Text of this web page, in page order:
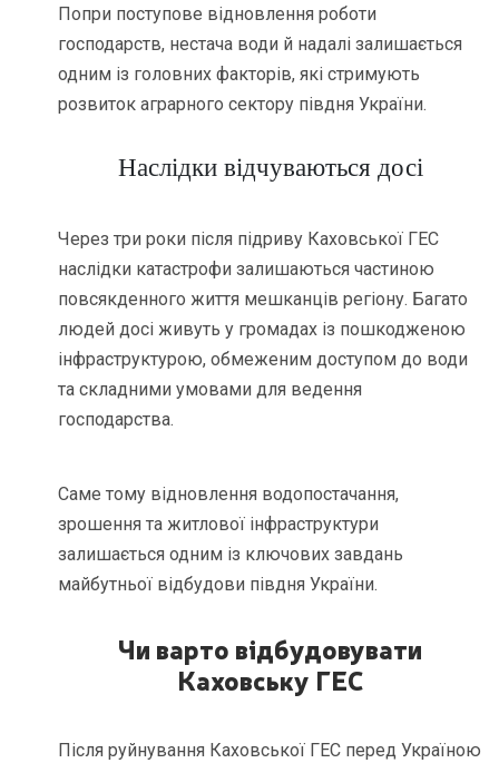
Попри поступове відновлення роботи
господарств, нестача води й надалі залишається
одним із головних факторів, які стримують
розвиток аграрного сектору півдня України.
Наслідки відчуваються досі
Через три роки після підриву Каховської ГЕС
наслідки катастрофи залишаються частиною
повсякденного життя мешканців регіону. Багато
людей досі живуть у громадах із пошкодженою
інфраструктурою, обмеженим доступом до води
та складними умовами для ведення
господарства.
Саме тому відновлення водопостачання,
зрошення та житлової інфраструктури
залишається одним із ключових завдань
майбутньої відбудови півдня України.
Чи варто відбудовувати
Каховську ГЕС
Після руйнування Каховської ГЕС перед Україною